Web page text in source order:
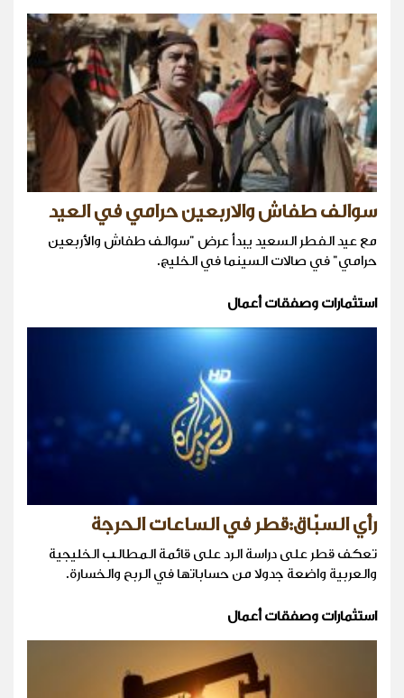
سوالف طفاش والاربعين حرامي في العيد
مع عيد الفطر السعيد يبدأ عرض "سوالف طفاش والأربعين
حرامي" في صالات السينما في الخليج.
استثمارات وصفقات أعمال
رأي السبّاق:قطر في الساعات الحرجة
تعكف قطر على دراسة الرد على قائمة المطالب الخليجية
والعربية واضعة جدولا من حساباتها في الربح والخسارة.
استثمارات وصفقات أعمال